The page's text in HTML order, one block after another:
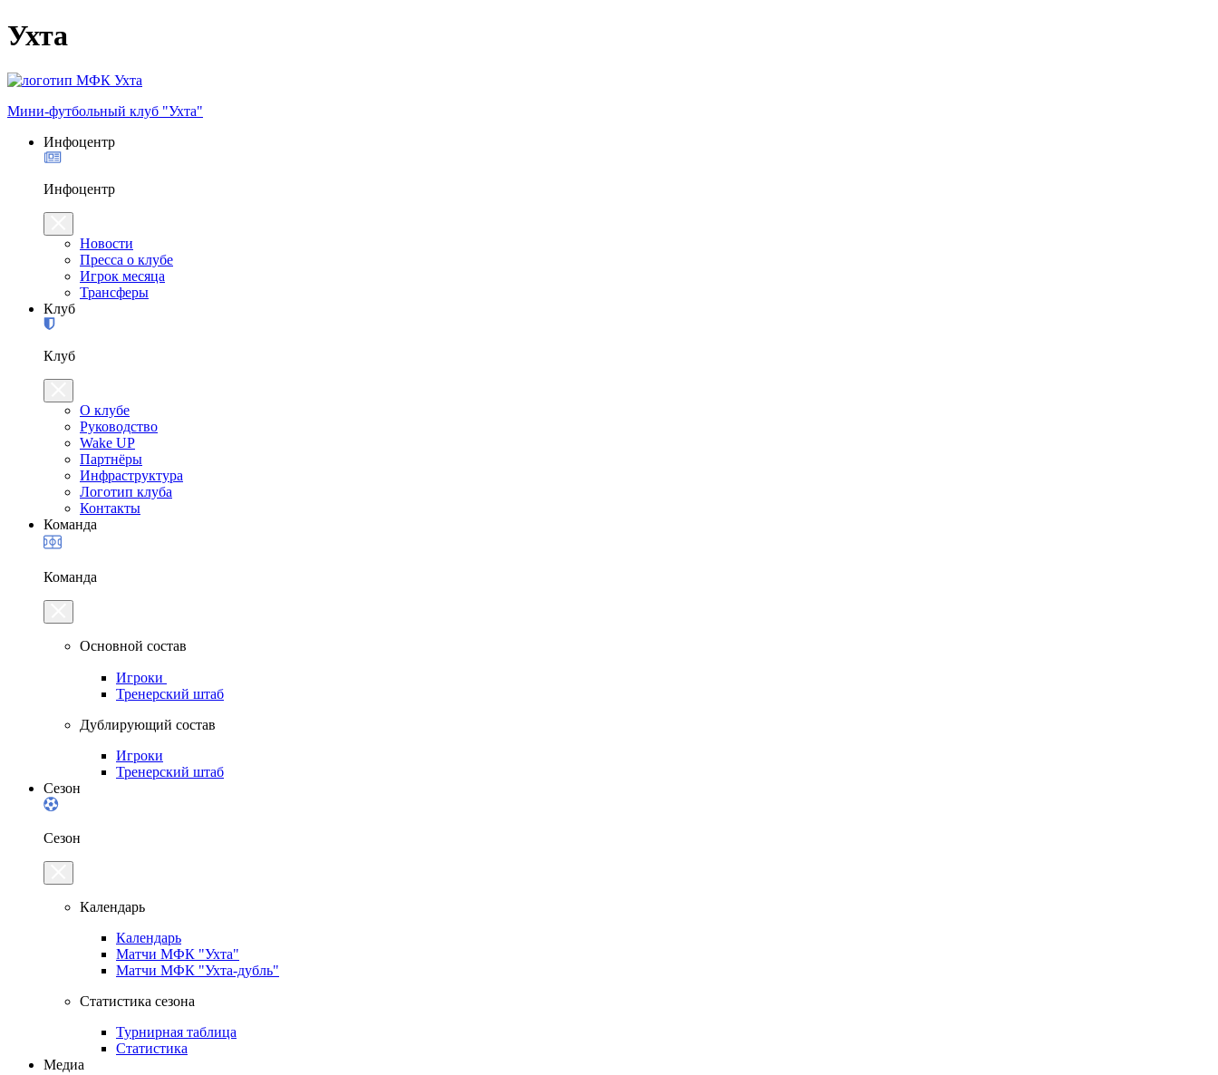
Ухта
Мини-футбольный клуб "Ухта"
Инфоцентр
Инфоцентр
Новости
Пресса о клубе
Игрок месяца
Трансферы
Клуб
Клуб
О клубе
Руководство
Wake UP
Партнёры
Инфраструктура
Логотип клуба
Контакты
Команда
Команда
Основной состав
Игроки
Тренерский штаб
Дублирующий состав
Игроки
Тренерский штаб
Сезон
Сезон
Календарь
Календарь
Матчи МФК "Ухта"
Матчи МФК "Ухта-дубль"
Статистика сезона
Турнирная таблица
Статистика
Медиа